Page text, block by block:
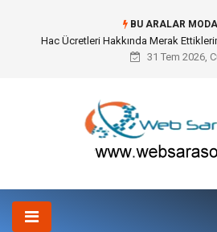
BU ARALAR MODA
Öneri Sistemi ile Kurumsal
31 Tem 2026,